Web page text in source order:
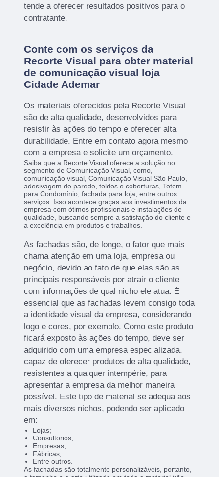
tende a oferecer resultados positivos para o
contratante.
Conte com os serviços da
Recorte Visual para obter material
de comunicação visual loja
Cidade Ademar
Os materiais oferecidos pela Recorte Visual
são de alta qualidade, desenvolvidos para
resistir às ações do tempo e oferecer alta
durabilidade. Entre em contato agora mesmo
com a empresa e solicite um orçamento.
Saiba que a Recorte Visual oferece a solução no
segmento de Comunicação Visual, como,
comunicação visual, Comunicação Visual São Paulo,
adesivagem de parede, toldos e coberturas, Totem
para Condomínio, fachada para loja, entre outros
serviços. Isso acontece graças aos investimentos da
empresa com ótimos profissionais e instalações de
qualidade, buscando sempre a satisfação do cliente e
a excelência em produtos e trabalhos.
As fachadas são, de longe, o fator que mais
chama atenção em uma loja, empresa ou
negócio, devido ao fato de que elas são as
principais responsáveis por atrair o cliente
com informações de qual nicho ele atua. É
essencial que as fachadas levem consigo toda
a identidade visual da empresa, considerando
logo e cores, por exemplo. Como este produto
ficará exposto às ações do tempo, deve ser
adquirido com uma empresa especializada,
capaz de oferecer produtos de alta qualidade,
resistentes a qualquer intempérie, para
apresentar a empresa da melhor maneira
possível. Este tipo de material se adequa aos
mais diversos nichos, podendo ser aplicado
em:
Lojas;
Consultórios;
Empresas;
Fábricas;
Entre outros.
As fachadas são totalmente personalizáveis, portanto,